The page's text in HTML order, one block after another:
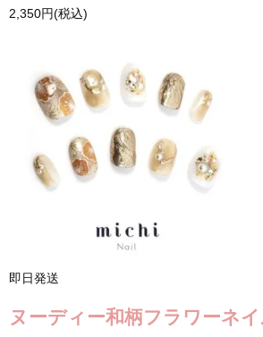
2,350円(税込)
即日発送
ヌーディー和柄フラワーネ